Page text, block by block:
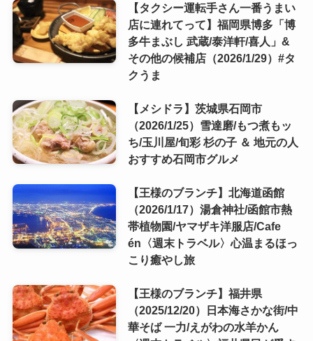
【タクシー運転手さん一番うまい
店に連れてって】福岡県博多「博
多牛まぶし 武蔵/泰洋軒/喜人」&
その他の候補店（2026/1/29）#タ
クうま
【メシドラ】茨城県石岡市
（2026/1/25）雪達磨/もつ煮もッ
ち/玉川屋/旬彩 杉の子 ＆ 地元の人
おすすめ石岡市グルメ
【王様のブランチ】北海道函館
（2026/1/17）湯倉神社/函館市熱
帯植物園/ヤマザキ洋服店/Cafe
én〈週末トラベル〉心温まるほっ
こり癒やし旅
【王様のブランチ】福井県
（2025/12/20）日本海さかな街/中
華そば 一力/えがわの水羊かん